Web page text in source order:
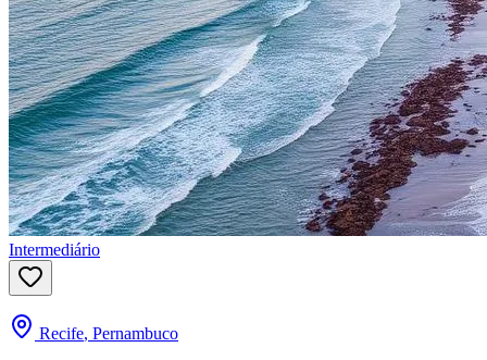
Intermediário
Recife, Pernambuco